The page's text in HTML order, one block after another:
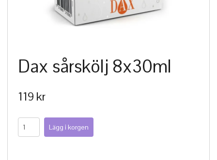
Dax sårskölj 8x30ml
119 kr